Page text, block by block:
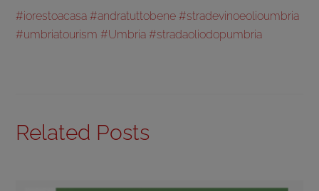
#iorestoacasa #andratuttobene #stradevinoeolioumbria
#umbriatourism #Umbria #stradaoliodopumbria
Related Posts